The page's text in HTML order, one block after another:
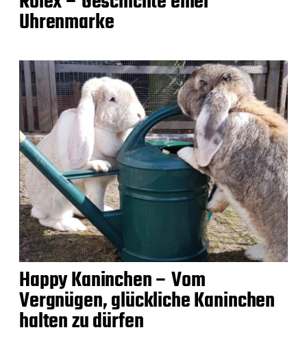
Uhrenmarke
Happy Kaninchen – Vom
Vergnügen, glückliche Kaninchen
halten zu dürfen